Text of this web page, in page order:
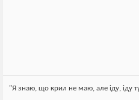
"Я знаю, що крил не маю, але іду, іду